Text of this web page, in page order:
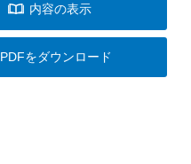
内容の表示
PDFをダウンロード